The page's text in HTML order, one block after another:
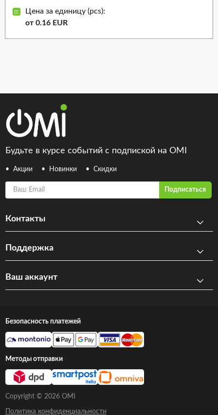
Цена за единицу (pcs):
от 0.16 EUR
Будьте в курсе событий с подпиской на OMI
Акции Новинки Скидки
Ваш Email
Подписаться
Контакты
Поддержка
Ваш аккаунт
Copyright © 2026 OMI
Политика конфиденциальности
Безопасность платежей
Методы отправки